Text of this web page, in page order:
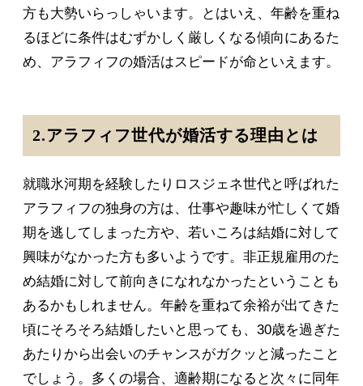
方も大勢いらっしゃいます。とはいえ、年齢を重ね
るほどに条件はむずかしく厳しくなる傾向にあるた
め、アラフィフの婚活はスピードが命といえます。
2.アラフィフ世代が婚活する理由とは
就職氷河期を経験したりロスジェネ世代と呼ばれた
アラフィフの独身の方は、仕事や趣味が忙しくて婚
期を逃してしまった方や、若いころは結婚に対して
興味がなかった方も多いようです。非正規雇用のた
め結婚に対して前向きになれなかったということも
あるかもしれません。年齢を重ねて余裕が出てきた
頃にそろそろ結婚したいと思っても、30歳を過ぎた
あたりから出会いのチャンスがガクッと減ったこと
でしょう。多くの場合、適齢期になると次々に同年